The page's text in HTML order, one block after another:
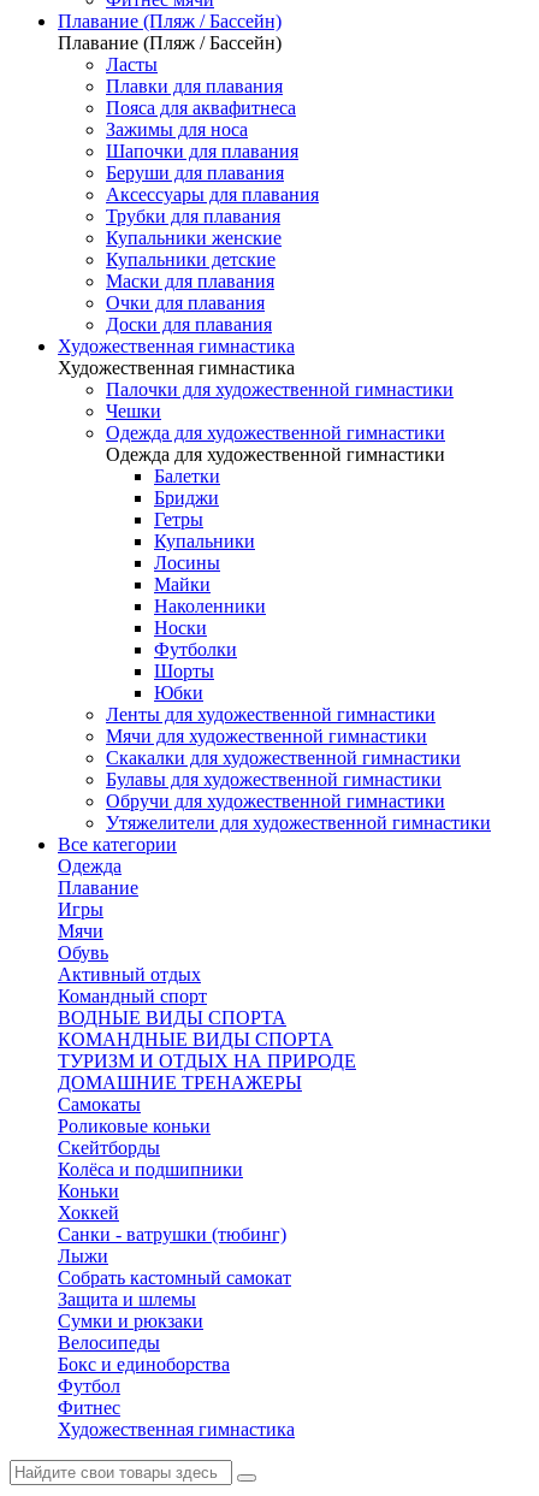
Плавание (Пляж / Бассейн)
Плавание (Пляж / Бассейн)
Ласты
Плавки для плавания
Пояса для аквафитнеса
Зажимы для носа
Шапочки для плавания
Беруши для плавания
Аксессуары для плавания
Трубки для плавания
Купальники женские
Купальники детские
Маски для плавания
Очки для плавания
Доски для плавания
Художественная гимнастика
Художественная гимнастика
Палочки для художественной гимнастики
Чешки
Одежда для художественной гимнастики
Одежда для художественной гимнастики
Балетки
Бриджи
Гетры
Купальники
Лосины
Майки
Наколенники
Носки
Футболки
Шорты
Юбки
Ленты для художественной гимнастики
Мячи для художественной гимнастики
Скакалки для художественной гимнастики
Булавы для художественной гимнастики
Обручи для художественной гимнастики
Утяжелители для художественной гимнастики
Все категории
Одежда
Плавание
Игры
Мячи
Обувь
Активный отдых
Командный спорт
ВОДНЫЕ ВИДЫ СПОРТА
КОМАНДНЫЕ ВИДЫ СПОРТА
ТУРИЗМ И ОТДЫХ НА ПРИРОДЕ
ДОМАШНИЕ ТРЕНАЖЕРЫ
Самокаты
Роликовые коньки
Скейтборды
Колёса и подшипники
Коньки
Хоккей
Санки - ватрушки (тюбинг)
Лыжи
Собрать кастомный самокат
Защита и шлемы
Сумки и рюкзаки
Велосипеды
Бокс и единоборства
Футбол
Фитнес
Художественная гимнастика